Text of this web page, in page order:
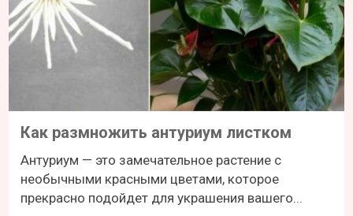
Как размножить антуриум листком
Антуриум — это замечательное растение с
необычными красными цветами, которое
прекрасно подойдет для украшения вашего...